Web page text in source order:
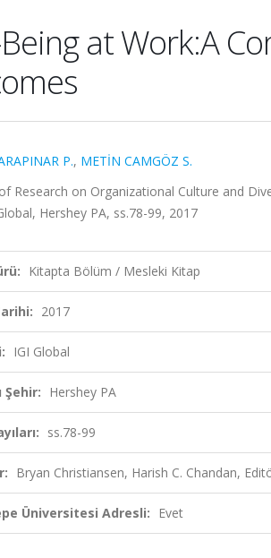
at Work:A
P., METİN CAMGÖZ S.
Research on Organizational Culture and
Hershey PA, ss.78-99, 2017
Kitapta Bölüm / Mesleki Kitap
2017
IGI Global
Şehir: Hershey PA
ss.78-99
Bryan Christiansen, Harish C. Chandan,
Üniversitesi Adresli: Evet